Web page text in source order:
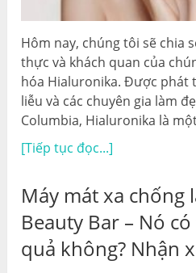
Hôm nay, chúng tôi sẽ chia
thực và khách quan của
hóa Hialuronika. Được phát
liễu và các chuyên gia làm
Columbia, Hialuronika là
[Tiếp tục đọc...]
Máy mát xa chống
Beauty Bar – Nó
quả không? Nhận